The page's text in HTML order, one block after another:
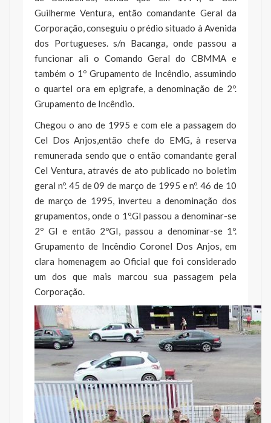
Guilherme Ventura, então comandante Geral da
Corporação, conseguiu o prédio situado à Avenida
dos Portugueses. s/n Bacanga, onde passou a
funcionar ali o Comando Geral do CBMMA e
também o 1º Grupamento de Incêndio, assumindo
o quartel ora em epigrafe, a denominação de 2º.
Grupamento de Incêndio.
Chegou o ano de 1995 e com ele a passagem do
Cel Dos Anjos,então chefe do EMG, à reserva
remunerada sendo que o então comandante geral
Cel Ventura, através de ato publicado no boletim
geral nº. 45 de 09 de março de 1995 e nº. 46 de 10
de março de 1995, inverteu a denominação dos
grupamentos, onde o 1º.GI passou a denominar-se
2º GI e então 2ºGI, passou a denominar-se 1º.
Grupamento de Incêndio Coronel Dos Anjos, em
clara homenagem ao Oficial que foi considerado
um dos que mais marcou sua passagem pela
Corporação.